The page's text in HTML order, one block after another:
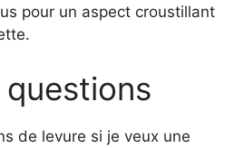
pour un aspect croustillant
questions
de levure si je veux une